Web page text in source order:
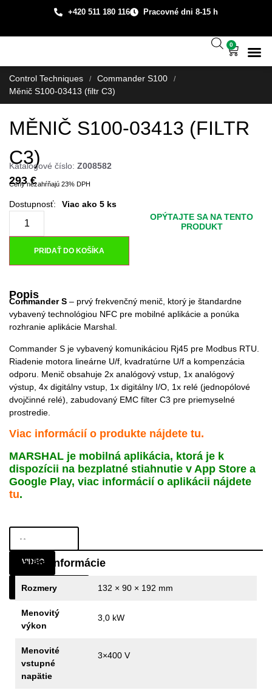
+420 511 180 116 Pracovné dni 8-15 h
0
Control Techniques / Commander S100 /
Měnič S100-03413 (filtr C3)
MĚNIČ S100-03413 (FILTR
C3)
Katalogové číslo: Z008582
293€
Ceny nezahŕňajú 23% DPH
Viac ako 5 ks
PRIDAŤ DO KOŠÍKA
OPÝTAJTE SA NA TENTO
PRODUKT
Popis
Commander S – prvý frekvenčný menič, ktorý je štandardne
vybavený technológiou NFC pre mobilné aplikácie a ponúka
rozhranie aplikácie Marshal.
Commander S je vybavený komunikáciou Rj45 pre Modbus RTU.
Riadenie motora lineárne U/f, kvadratúrne U/f a kompenzácia
odporu. Menič obsahuje 2x analógový vstup, 1x analógový
výstup, 4x digitálny vstup, 1x digitálny I/O, 1x relé (jednopólové
dvojčinné relé), zabudovaný EMC filter C3 pre priemyselné
prostredie.
Viac informácií o produkte nájdete tu.
MARSHAL je mobilná aplikácia, ktorá je k
dispozícii na bezplatné stiahnutie v App Store a
Google Play, viac informácií o aplikácii nájdete
tu.
PARAMETRE
VIDEO
NA STIAHNUTIE
Ďalšie informácie
Rozmery 132 × 90 × 192 mm
Menovitý
výkon
3,0 kW
Menovité
vstupné
napätie
3×400 V